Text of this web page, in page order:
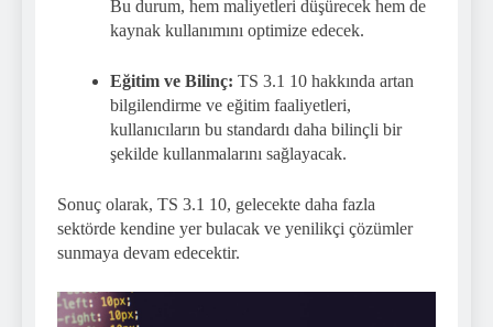
Bu durum, hem maliyetleri düşürecek hem de
kaynak kullanımını optimize edecek.
Eğitim ve Bilinç: TS 3.1 10 hakkında artan
bilgilendirme ve eğitim faaliyetleri,
kullanıcıların bu standardı daha bilinçli bir
şekilde kullanmalarını sağlayacak.
Sonuç olarak, TS 3.1 10, gelecekte daha fazla
sektörde kendine yer bulacak ve yenilikçi çözümler
sunmaya devam edecektir.